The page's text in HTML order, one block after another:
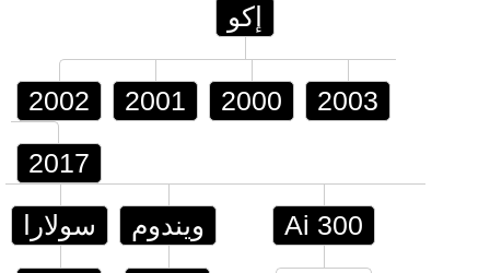
إكو
2002 2001 2000 2003
2017
سولارا ويندوم Ai 300